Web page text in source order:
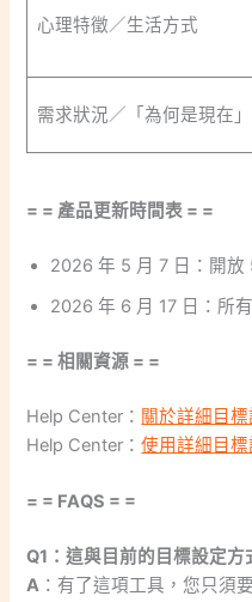
心理特徵／生活方式
需求狀況／「為何是現在」
= = 產品更新時間表 = =
2026 年 5 月 7 日：開放
2026 年 6 月 17 日：所
= = 相關資源 = =
Help Center： 關於詳細目
Help Center：使用詳細目標
= = FAQS = =
Q1：這與目前的目標設定方
A ：有了這項工具，您只須